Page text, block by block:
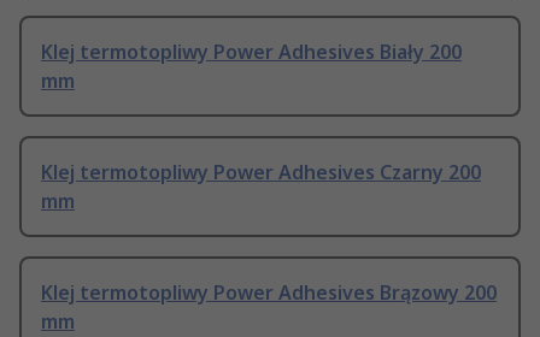
Klej termotopliwy Power Adhesives Biały 200
mm
Klej termotopliwy Power Adhesives Czarny 200
mm
Klej termotopliwy Power Adhesives Brązowy 200
mm